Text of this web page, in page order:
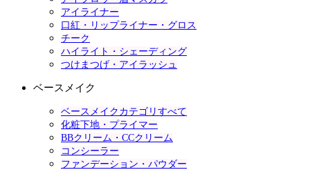
アイライナー
口紅・リップライナー・グロス
チーク
ハイライト・シェーディング
つけまつげ・アイラッシュ
ベースメイク
ベースメイクカテゴリすべて
化粧下地・プライマー
BBクリーム・CCクリーム
コンシーラー
ファンデーション・パウダー